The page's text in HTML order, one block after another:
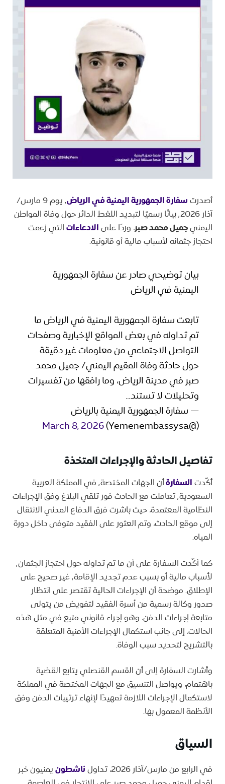
أصدرتسفارة الجمهورية اليمنية في الرياض
٬ يوم 9 مارس/
آذار ٬2026 بيانًا رسميًا لتبديد اللغط الدائر حول وفاة المواطن
اليمنيجميل محمد صبر، وردًا علىالادعاءاتالتي زعمت
احتجاز جثمانه لأسباب مالية أو قانونية.
بيان توضيحي صادر عن سفارة الجمهورية
اليمنية في الرياض
تابعت سفارة الجمهورية اليمنية في الرياض ما
تم تداوله في بعض المواقع الإخبارية وصفحات
التواصل الاجتماعي من معلومات غير دقيقة
حول حادثة وفاة المقيم اليمني/ جميل محمد
صبر في مدينة الرياض، وما رافقها من تفسيرات
وتحليلات لا تستند…
— سفارة الجمهورية اليمنية بالرياض
(@Yemenembassysa)
March 8, 2026
تفاصيل الحادثة والإجراءات المتخذة
أكّدتالسفارة
أن الجهات المختصة٬ في المملكة العربية
السعودية٬ تعاملت مع الحادث فور تلقي البلاغ وفق الإجراءات
النظامية المعتمدة، حيث باشرت فرق الدفاع المدني الانتقال
إلى موقع الحادث، وتم العثور على الفقيد متوفى داخل دورة
المياه.
كما أكّدت السفارة على أن ما تم تداوله حول احتجاز الجثمان٬
لأسباب مالية أو بسبب عدم تجديد الإقامة٬ غير صحيح على
الإطلاق. موضحة أن الإجراءات الحالية تقتصر على انتظار
صدور وكالة رسمية من أسرة الفقيد لتفويض من يتولى
متابعة إجراءات الدفن، وهو إجراء قانوني متبع في مثل هذه
الحالات، إلى جانب استكمال الإجراءات الأمنية المتعلقة
بالتشريح لتحديد سبب الوفاة.
وأشارت السفارة إلى أن القسم القنصلي يتابع القضية
باهتمام، ويواصل التنسيق مع الجهات المختصة في المملكة
لاستكمال الإجراءات اللازمة تمهيدًا لإنهاء ترتيبات الدفن وفق
الأنظمة المعمول بها.
السياق
في الرابع من مارس/آذار 2026، تداول ناشطونيمنيون خبر